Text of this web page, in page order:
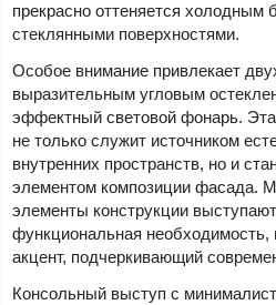
прекрасно оттеняется холодным
стеклянными поверхностями.
Особое внимание привлекает
выразительным угловым
эффектный световой фонарь.
не только служит источником
внутренних пространств, но и
элементом композиции фасада.
элементы конструкции
функциональная необходимость,
акцент, подчеркивающий
Консольный выступ с